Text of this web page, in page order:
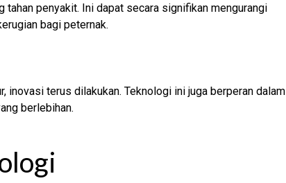
penyakit. Ini dapat secara signifikan mengurangi
bagi peternak.
inovasi terus dilakukan. Teknologi ini juga berperan dalam
berlebihan.